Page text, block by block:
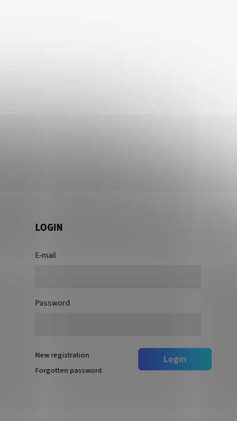
LOGIN
E-mail
Password
Login
New registration
Forgotten password